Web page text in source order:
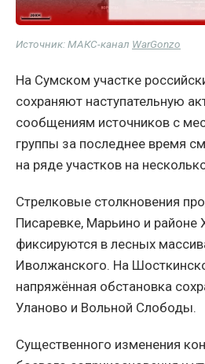
Источник: МАКС-канал WarGonzo
На Сумском участке
сохраняют наступательную
сообщениям источников с
группы за последнее время
на ряде участков на
Стрелковые столкновения
Писаревке, Марьино и районе
фиксируются в лесных
Иволжанского. На
напряжённая обстановка
Уланово и Вольной Слободы.
Существенного изменения